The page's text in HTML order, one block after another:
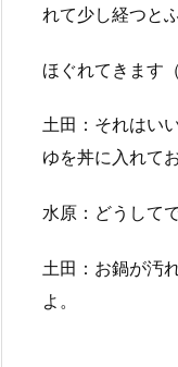
れて少し経つと
ほぐれてきます
土田：それはい
ゆを丼に入れて
水原：どうして
土田：お鍋が汚
よ。